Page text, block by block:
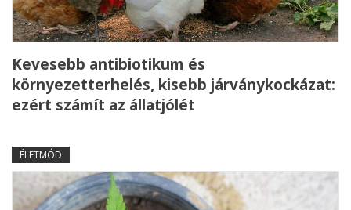
Kevesebb antibiotikum és
környezetterhelés, kisebb járványkockázat:
ezért számít az állatjólét
ÉLETMÓD